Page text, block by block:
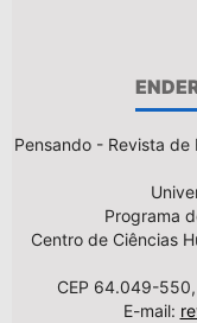
Pensando - Revista de
Programa
Centro de Ciências
CEP 64.049-
E-mail: